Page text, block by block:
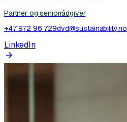
Partner og seniorrådgiver
+47 972 96 729dvd@sustainability.no
LinkedIn